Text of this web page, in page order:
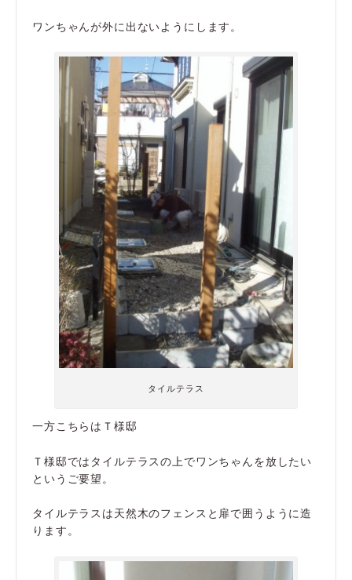
ワンちゃんが外に出ないようにします。
タイルテラス
一方こちらはＴ様邸
Ｔ様邸ではタイルテラスの上でワンちゃんを放したい
というご要望。
タイルテラスは天然木のフェンスと扉で囲うように造
ります。